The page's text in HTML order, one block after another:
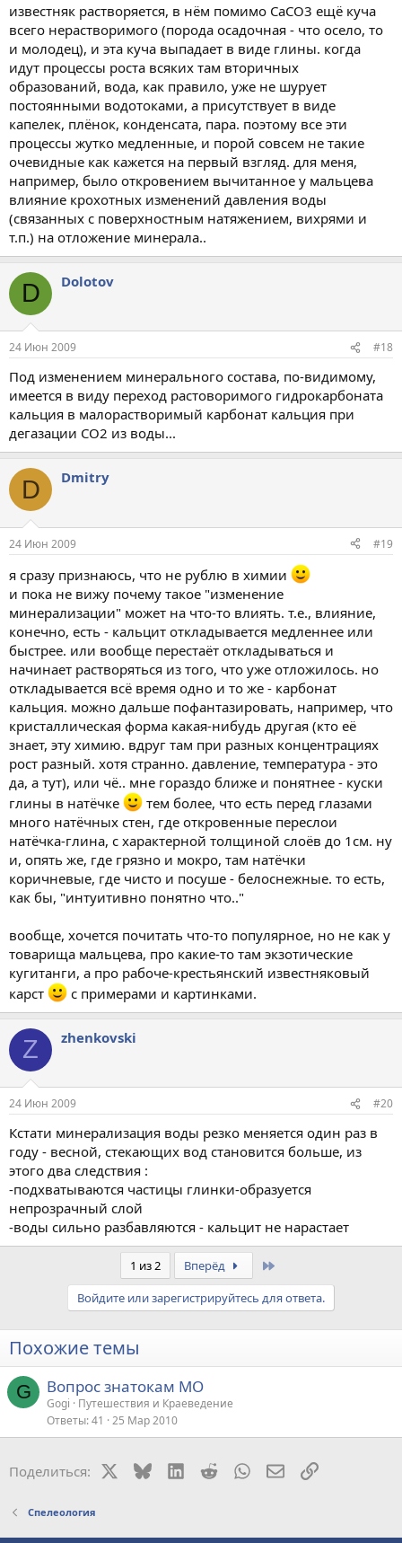
известняк растворяется, в нём помимо CaCO3 ещё куча
всего нерастворимого (порода осадочная - что осело, то
и молодец), и эта куча выпадает в виде глины. когда
идут процессы роста всяких там вторичных
образований, вода, как правило, уже не шурует
постоянными водотоками, а присутствует в виде
капелек, плёнок, конденсата, пара. поэтому все эти
процессы жутко медленные, и порой совсем не такие
очевидные как кажется на первый взгляд. для меня,
например, было откровением вычитанное у мальцева
влияние крохотных изменений давления воды
(связанных с поверхностным натяжением, вихрями и
т.п.) на отложение минерала..
D Dolotov
24 Июн 2009 #18
Под изменением минерального состава, по-видимому,
имеется в виду переход растоворимого гидрокарбоната
кальция в малорастворимый карбонат кальция при
дегазации СО2 из воды...
D Dmitry
24 Июн 2009 #19
я сразу признаюсь, что не рублю в химии
и пока не вижу почему такое "изменение
минерализации" может на что-то влиять. т.е., влияние,
конечно, есть - кальцит откладывается медленнее или
быстрее. или вообще перестаёт откладываться и
начинает растворяться из того, что уже отложилось. но
откладывается всё время одно и то же - карбонат
кальция. можно дальше пофантазировать, например, что
кристаллическая форма какая-нибудь другая (кто её
знает, эту химию. вдруг там при разных концентрациях
рост разный. хотя странно. давление, температура - это
да, а тут), или чё.. мне гораздо ближе и понятнее - куски
глины в натёчке
тем более, что есть перед глазами
много натёчных стен, где откровенные переслои
натёчка-глина, с характерной толщиной слоёв до 1см. ну
и, опять же, где грязно и мокро, там натёчки
коричневые, где чисто и посуше - белоснежные. то есть,
как бы, "интуитивно понятно что.."
вообще, хочется почитать что-то популярное, но не как у
товарища мальцева, про какие-то там экзотические
кугитанги, а про рабоче-крестьянский известняковый
карст
с примерами и картинками.
Z zhenkovski
24 Июн 2009 #20
Кстати минерализация воды резко меняется один раз в
году - весной, стекающих вод становится больше, из
этого два следствия :
-подхватываются частицы глинки-образуется
непрозрачный слой
-воды сильно разбавляются - кальцит не нарастает
1 из 2 Вперёд
Войдите или зарегистрируйтесь для ответа.
Похожие темы
G Вопрос знатокам МО
Gogi
Путешествия и Краеведение
Ответы 41 25 Мар 2010
Поделиться: BlueskyLinkedIn
RedditWhatsAppЭлектронная
Ссылка
Спелеология